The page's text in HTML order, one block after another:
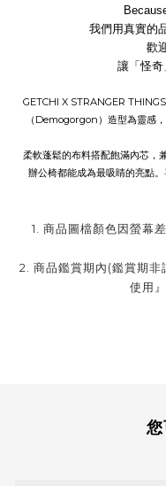
我們用真實的
歡
讓「怪奇
GETCHI X STRANGER
（Demogorgon）造型為靈感
柔軟蓬鬆的布料搭配飽滿內芯，
辦公椅都能成為最吸睛的亮點
1. 商品圖檔顏色因螢幕
2. 商品鑑賞期內(鑑賞期
使用